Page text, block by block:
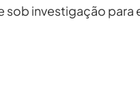
sob investigação para